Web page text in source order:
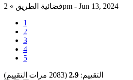
فضائية الطريق » 2pm - Jun 13, 2024
1
2
3
4
5
التقييم: 2.9 (2083 مرات التقييم)